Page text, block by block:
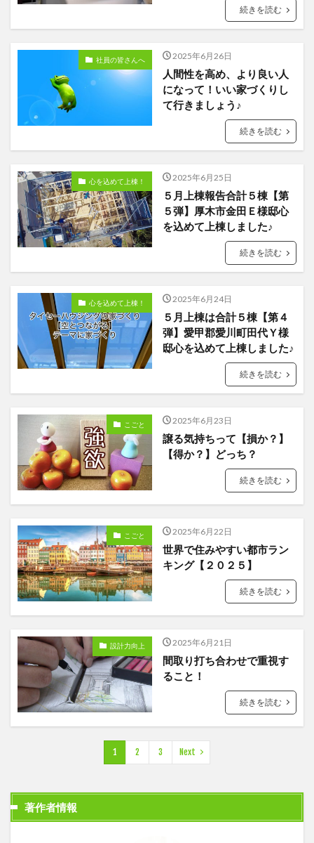
続きを読む
社員の皆さんへ 2025年6月26日
人間性を高め、より良い人
になって！いい家づくりし
て行きましょう♪
続きを読む
心を込めて上棟！ 2025年6月25日
５月上棟報告合計５棟【第
５弾】厚木市金田Ｅ様邸心
を込めて上棟しました♪
続きを読む
心を込めて上棟！ 2025年6月24日
５月上棟は合計５棟【第４
弾】愛甲郡愛川町田代Ｙ様
邸心を込めて上棟しました♪
続きを読む
こごと 2025年6月23日
譲る気持ちって【損か？】
【得か？】どっち？
続きを読む
こごと 2025年6月22日
世界で住みやすい都市ラン
キング【２０２５】
続きを読む
設計力向上 2025年6月21日
間取り打ち合わせで重視す
ること！
続きを読む
1 2 3 Next
著作者情報